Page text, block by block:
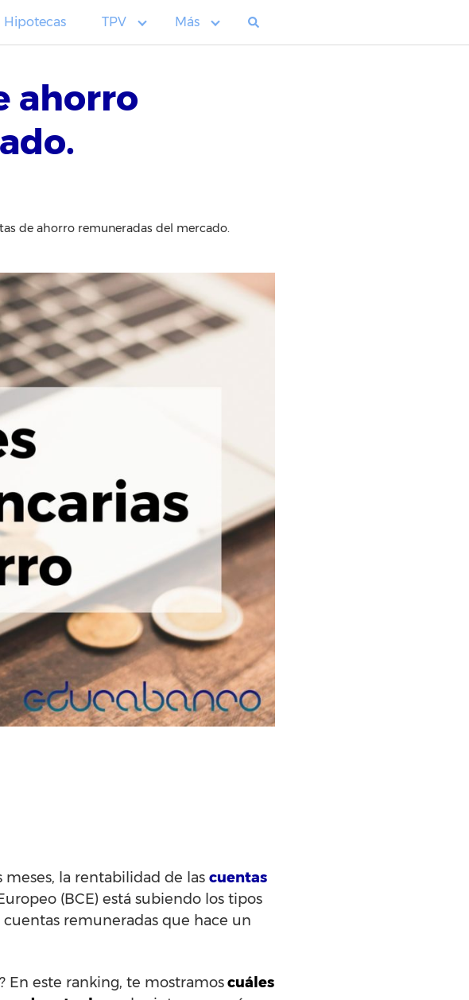
Hipotecas TPV Más
ahorro
de ahorro remuneradas del mercado.
meses, la rentabilidad de las cuentas
(BCE) está subiendo los tipos
remuneradas que hace un
En este ranking, te mostramoscuáles